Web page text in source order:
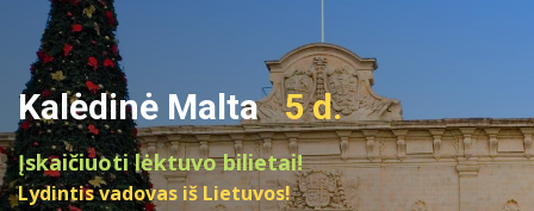
Kalėdinė Malta 5 d.
Įskaičiuoti lėktuvo bilietai!
Lydintis vadovas iš Lietuvos!